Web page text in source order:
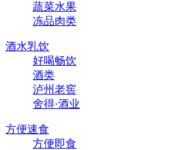
蔬菜水果
冻品肉类
酒水乳饮
好喝畅饮
酒类
泸州老窖
舍得·酒业
方便速食
方便即食